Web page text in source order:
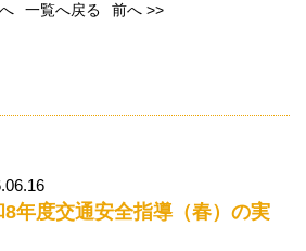
一覧へ戻る 前へ >>
8年度交通安全指導（春）の実